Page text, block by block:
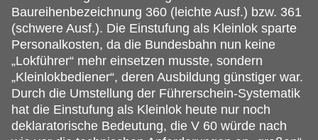
Baureihenbezeichnung 360 (leichte Ausf.) bzw. 361
(schwere Ausf.). Die Einstufung als Kleinlok sparte
Personalkosten, da die Bundesbahn nun keine
„Lokführer“ mehr einsetzen musste, sondern
„Kleinlokbediener“, deren Ausbildung günstiger war.
Durch die Umstellung der Führerschein-Systematik
hat die Einstufung als Kleinlok heute nur noch
deklaratorische Bedeutung, die V 60 würde nach